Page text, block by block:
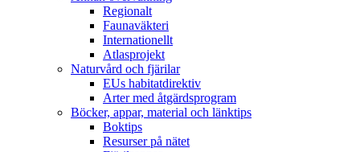
Regionalt
Faunaväkteri
Internationellt
Atlasprojekt
Naturvård och fjärilar
EUs habitatdirektiv
Arter med åtgärdsprogram
Böcker, appar, material och länktips
Boktips
Resurser på nätet